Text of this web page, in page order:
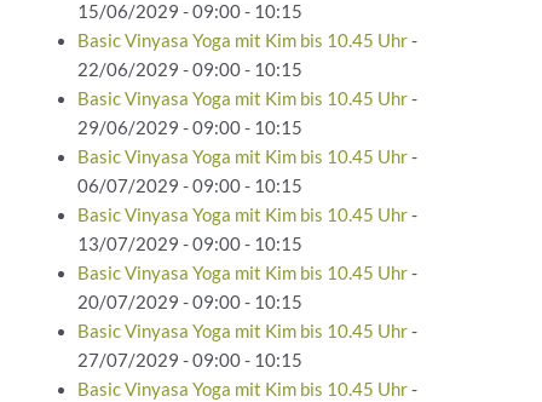
15/06/2029 - 09:00 - 10:15
Basic Vinyasa Yoga mit Kim bis 10.45 Uhr-
22/06/2029 - 09:00 - 10:15
Basic Vinyasa Yoga mit Kim bis 10.45 Uhr-
29/06/2029 - 09:00 - 10:15
Basic Vinyasa Yoga mit Kim bis 10.45 Uhr-
06/07/2029 - 09:00 - 10:15
Basic Vinyasa Yoga mit Kim bis 10.45 Uhr-
13/07/2029 - 09:00 - 10:15
Basic Vinyasa Yoga mit Kim bis 10.45 Uhr-
20/07/2029 - 09:00 - 10:15
Basic Vinyasa Yoga mit Kim bis 10.45 Uhr-
27/07/2029 - 09:00 - 10:15
Basic Vinyasa Yoga mit Kim bis 10.45 Uhr-